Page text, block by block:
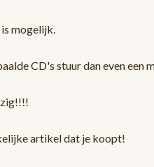
mogelijk.
CD's stuur dan even een
artikel dat je koopt!